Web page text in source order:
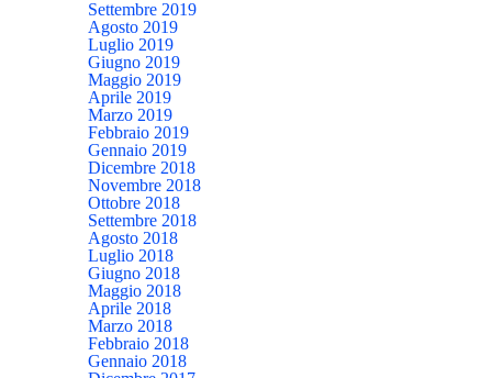
Settembre 2019
Agosto 2019
Luglio 2019
Giugno 2019
Maggio 2019
Aprile 2019
Marzo 2019
Febbraio 2019
Gennaio 2019
Dicembre 2018
Novembre 2018
Ottobre 2018
Settembre 2018
Agosto 2018
Luglio 2018
Giugno 2018
Maggio 2018
Aprile 2018
Marzo 2018
Febbraio 2018
Gennaio 2018